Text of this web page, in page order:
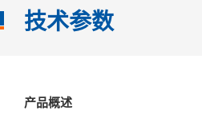
技术参数
产品概述